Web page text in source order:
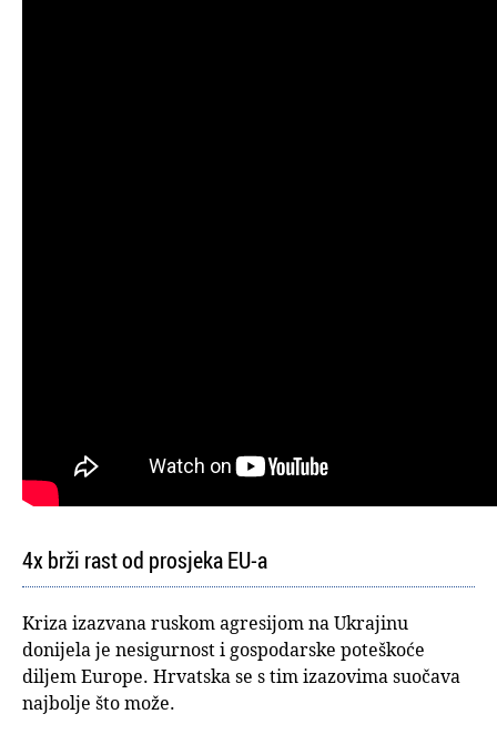
4x brži rast od prosjeka EU-a
Kriza izazvana ruskom agresijom na Ukrajinu
donijela je nesigurnost i gospodarske poteškoće
diljem Europe. Hrvatska se s tim izazovima suočava
najbolje što može.